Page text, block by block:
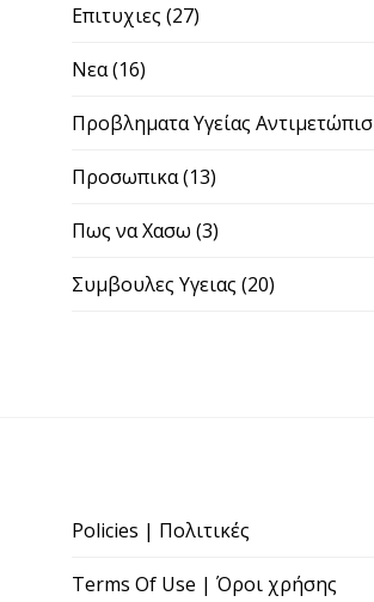
Επιτυχιες (27)
Νεα(16)
Προβληματα Υγείας
Προσωπικα(13)
Πως να Χασω (3)
Συμβουλες Υγειας (20)
Policies | Πολιτικές
Terms Of Use | Όροι χρήσης